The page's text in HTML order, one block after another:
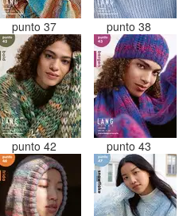
punto 37 punto 38
punto 42 punto 43